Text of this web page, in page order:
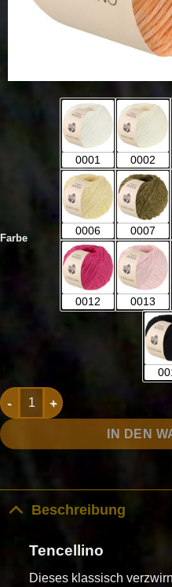
Farbe
0001 0002
0006 0007
0012 0013
Tencellino Menge
IN DEN
Beschreibung
Tencellino
Dieses klassisch